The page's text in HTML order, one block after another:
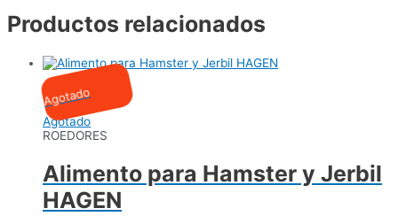
Productos relacionados
Agotado
Agotado
ROEDORES
Alimento para Hamster y Jerbil
HAGEN